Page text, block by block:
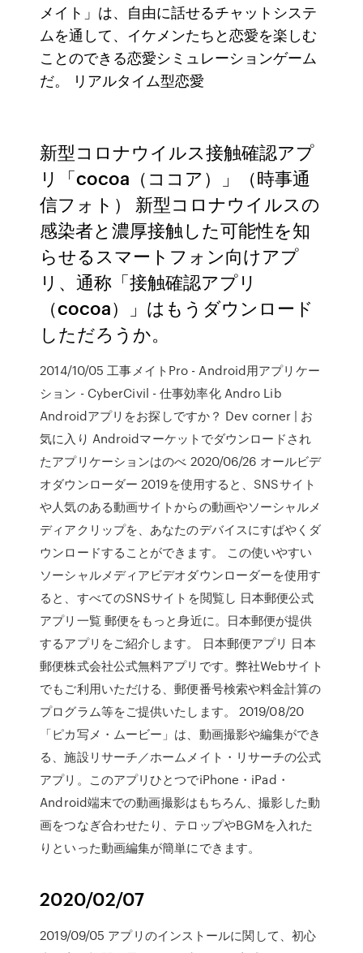
メイト」は、自由に話せるチャットシステ
ムを通して、イケメンたちと恋愛を楽しむ
ことのできる恋愛シミュレーションゲーム
だ。 リアルタイム型恋愛
新型コロナウイルス接触確認アプ
リ「cocoa（ココア）」（時事通
信フォト） 新型コロナウイルスの
感染者と濃厚接触した可能性を知
らせるスマートフォン向けアプ
リ、通称「接触確認アプリ
（cocoa）」はもうダウンロード
しただろうか。
2014/10/05 工事メイトPro - Android用アプリケー
ション - CyberCivil - 仕事効率化 Andro Lib
Androidアプリをお探しですか？ Dev corner | お
気に入り Androidマーケットでダウンロードされ
たアプリケーションはのべ 2020/06/26 オールビデ
オダウンローダー 2019を使用すると、SNSサイト
や人気のある動画サイトからの動画やソーシャルメ
ディアクリップを、あなたのデバイスにすばやくダ
ウンロードすることができます。 この使いやすい
ソーシャルメディアビデオダウンローダーを使用す
ると、すべてのSNSサイトを閲覧し 日本郵便公式
アプリ一覧 郵便をもっと身近に。日本郵便が提供
するアプリをご紹介します。 日本郵便アプリ 日本
郵便株式会社公式無料アプリです。弊社Webサイト
でもご利用いただける、郵便番号検索や料金計算の
プログラム等をご提供いたします。 2019/08/20
「ピカ写メ・ムービー」は、動画撮影や編集ができ
る、施設リサーチ／ホームメイト・リサーチの公式
アプリ。このアプリひとつでiPhone・iPad・
Android端末での動画撮影はもちろん、撮影した動
画をつなぎ合わせたり、テロップやBGMを入れた
りといった動画編集が簡単にできます。
2020/02/07
2019/09/05 アプリのインストールに関して、初心